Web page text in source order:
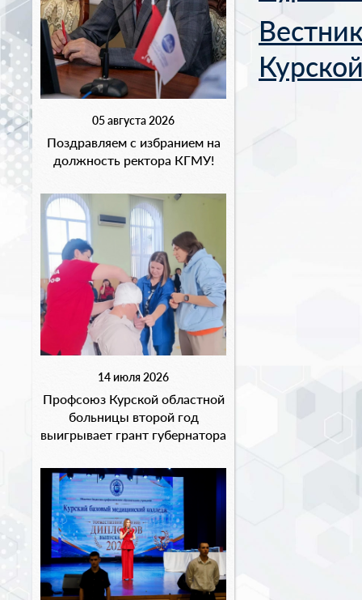
05 августа 2026
Поздравляем с избранием на
должность ректора КГМУ!
14 июля 2026
Профсоюз Курской областной
больницы второй год
выигрывает грант губернатора